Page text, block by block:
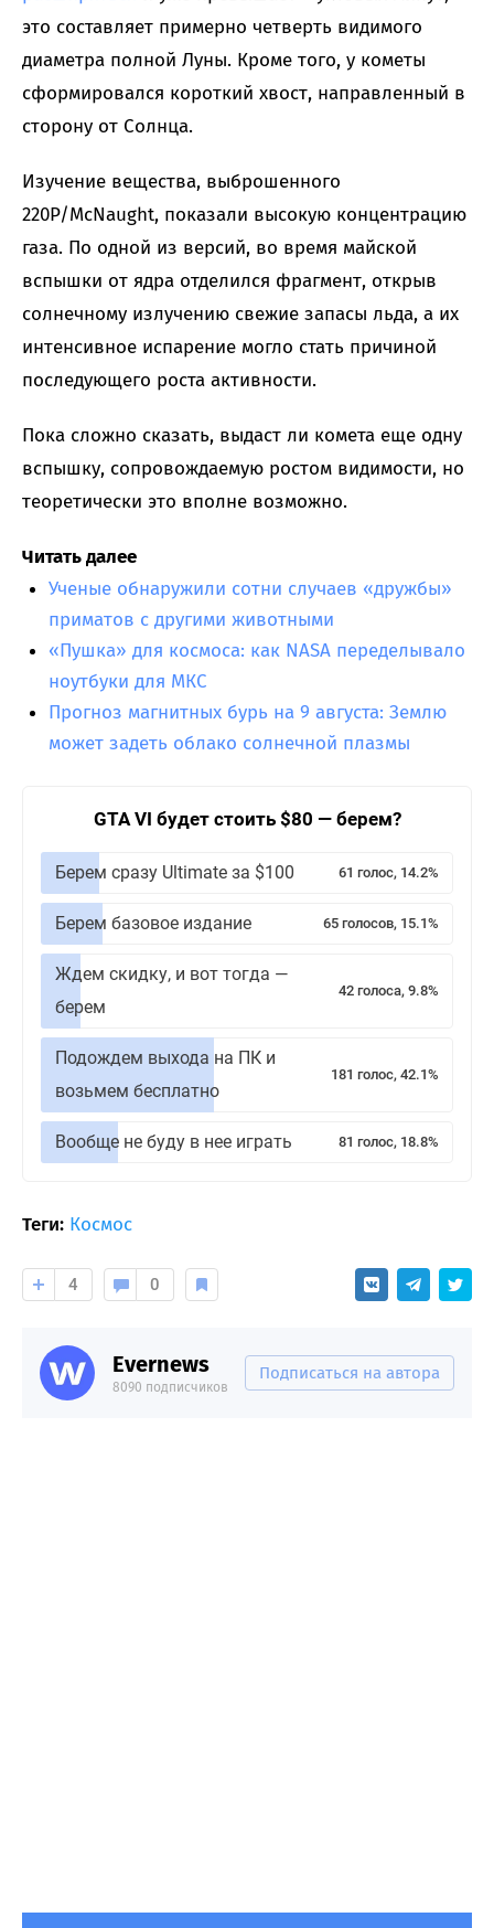
это составляет примерно четверть видимого
диаметра полной Луны. Кроме того, у кометы
сформировался короткий хвост, направленный в
сторону от Солнца.
Изучение вещества, выброшенного
220P/McNaught, показали высокую концентрацию
газа. По одной из версий, во время майской
вспышки от ядра отделился фрагмент, открыв
солнечному излучению свежие запасы льда, а их
интенсивное испарение могло стать причиной
последующего роста активности.
Пока сложно сказать, выдаст ли комета еще одну
вспышку, сопровождаемую ростом видимости, но
теоретически это вполне возможно.
Читать далее
Ученые обнаружили сотни случаев «дружбы»
приматов с другими животными
«Пушка» для космоса: как NASA переделывало
ноутбуки для МКС
Прогноз магнитных бурь на 9 августа: Землю
может задеть облако солнечной плазмы
GTA VI будет стоить $80 — берем?
Берем сразу Ultimate за $100 61 голос, 14.2%
Берем базовое издание 65 голосов, 15.1%
Ждем скидку, и вот тогда —
берем
42 голоса, 9.8%
Подождем выхода на ПК и
возьмем бесплатно
181 голос, 42.1%
Вообще не буду в нее играть 81 голос, 18.8%
Теги: Космос
4 0
Evernews
8090 подписчиков
Подписаться на автора